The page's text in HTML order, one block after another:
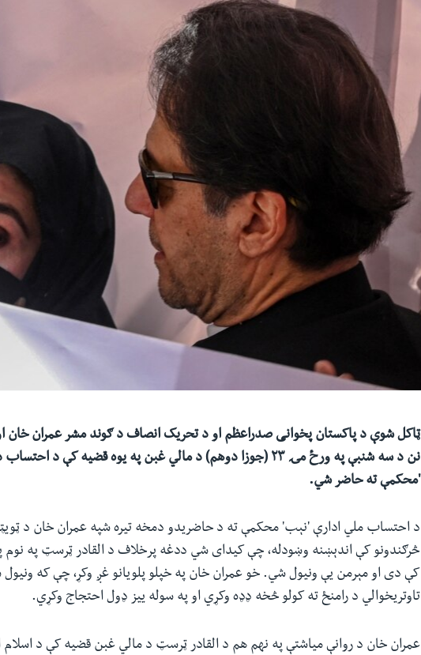
ټاکل شوې د پاکستانپخوانی صدراعظم او د تحریک انصاف د ګوند مشرعمران خان ا
نن دسهشنبې په ورځمۍ ۲۳ (جوزا دوهم)دماليغبن په یوه قضیه کې د احتساب
'محکمې تهحاضرشي.
د احتساب ملي ادارې 'نېب' محکمې ته د حاضریدو دمخه تیره شپه عمران خان د
څرګندونو کې اندېښنه وښودله، چې کیدای شي ددغه پرخلاف د القادر ټرسټ په
کې دی او مېرمن یې ونیول شي. خو عمران خان په خپلو پلویانو غږ وکړ، چې که
تاوتریخوالي د رامنځ ته کولو څخه ډډه وکړي او په سوله ییز ډول احتجاج وکړي.
عمران خان د روانې میاشتې په نهم هم د القادر ټرسټ د مالي غبن قضیه کې د اسلام